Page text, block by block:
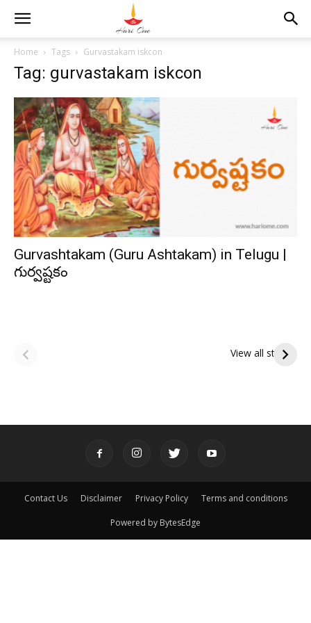
Home Tags Gurvastakam iskcon
Tag: gurvastakam iskcon
Gurvashtakam (Guru Ashtakam) in Telugu |
గుర్వష్టకం
View all stories
పితృదేవతల ఆశీర్వాదం
ఇంద్రకీలాద్రి గిరి ప్రదక్షిణ
Contact Us Disclaimer Privacy Policy Terms and conditions
Powered by BytesEdge